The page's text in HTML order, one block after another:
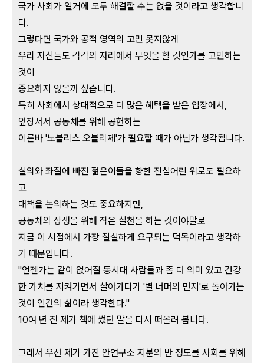
국가 사회가 일거에 모두 해결할 수는 없을 것이라고 생각합니
다.
그렇다면 국가와 공적 영역의 고민 못지않게
우리 자신들도 각각의 자리에서 무엇을 할 것인가를 고민하는
것이
중요하지 않을까 싶습니다.
특히 사회에서 상대적으로 더 많은 혜택을 받은 입장에서,
앞장서서 공동체를 위해 공헌하는
이른바 '노블리스 오블리제'가 필요할 때가 아닌가 생각됩니다.
실의와 좌절에 빠진 젊은이들을 향한 진심어린 위로도 필요하
고
대책을 논의하는 것도 중요하지만,
공동체의 상생을 위해 작은 실천을 하는 것이야말로
지금 이 시점에서 가장 절실하게 요구되는 덕목이라고 생각하
기 때문입니다.
"언젠가는 같이 없어질 동시대 사람들과 좀 더 의미 있고 건강
한 가치를 지켜가면서 살아가다가 '별 너머의 먼지'로 돌아가는
것이 인간의 삶이라 생각한다."
10여 년 전 제가 책에 썼던 말을 다시 떠올려 봅니다.
그래서 우선 제가 가진 안연구소 지분의 반 정도를 사회를 위해